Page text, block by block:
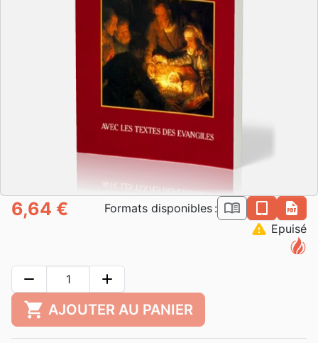
6,64 € Formats disponibles : book_open epub
pdf
warning Epuisé
remove add
shopping_cart AJOUTER AU PANIER